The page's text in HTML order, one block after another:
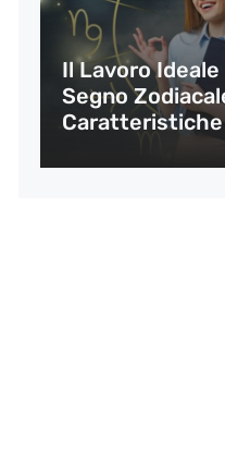
Il Lavoro Ideale
Segno
Caratteristiche